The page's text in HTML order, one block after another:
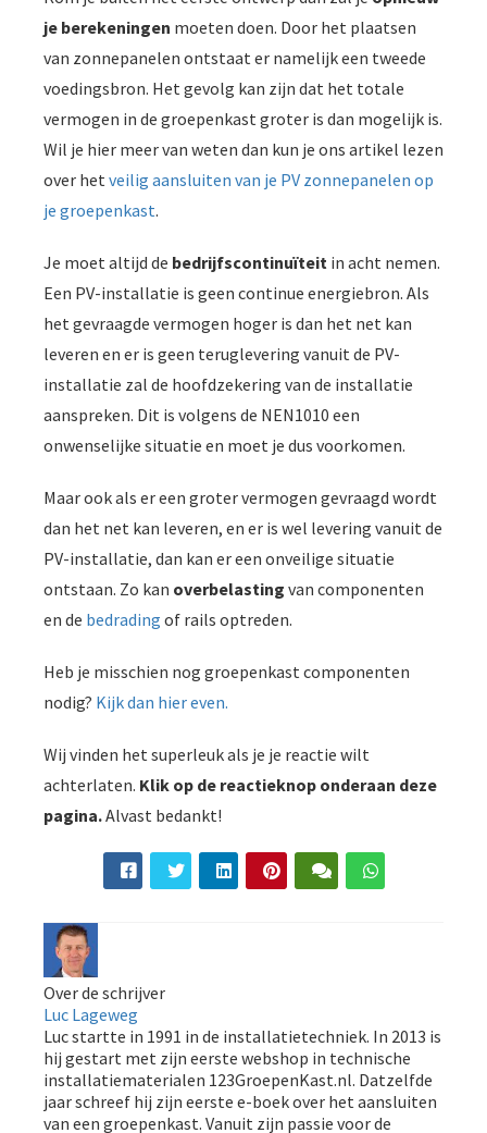
je berekeningen moeten doen. Door het plaatsen
van zonnepanelen ontstaat er namelijk een tweede
voedingsbron. Het gevolg kan zijn dat het totale
vermogen in de groepenkast groter is dan mogelijk is.
Wil je hier meer van weten dan kun je ons artikel lezen
over hetveilig aansluiten van je PV zonnepanelen op
je groepenkast.
Je moet altijd de bedrijfscontinuïteit in acht nemen.
Een PV-installatie is geen continue energiebron. Als
het gevraagde vermogen hoger is dan het net kan
leveren en er is geen teruglevering vanuit de PV-
installatie zal de hoofdzekering van de installatie
aanspreken. Dit is volgens de NEN1010 een
onwenselijke situatie en moet je dus voorkomen.
Maar ook als er een groter vermogen gevraagd wordt
dan het net kan leveren, en er is wel levering vanuit de
PV-installatie, dan kan er een onveilige situatie
ontstaan. Zo kan overbelasting van componenten
en de bedrading of rails optreden.
Heb je misschien nog groepenkast componenten
nodig? Kijk dan hier even.
Wij vinden het superleuk als je je reactie wilt
achterlaten. Klik op de reactieknop onderaan deze
pagina.Alvast bedankt!
Over de schrijver
Luc Lageweg
Luc startte in 1991 in de installatietechniek. In 2013 is
hij gestart met zijn eerste webshop in technische
installatiematerialen 123GroepenKast.nl. Datzelfde
jaar schreef hij zijn eerste e-boek over het aansluiten
van een groepenkast. Vanuit zijn passie voor de